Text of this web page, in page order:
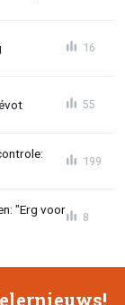
16
55
199
"Erg voor
8